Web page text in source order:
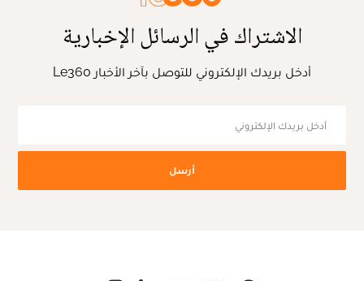
الاشتراك في الرسائل الإخبارية
أدخل بريدك الإلكتروني للتوصل بآخر الأخبار Le360
أرسل